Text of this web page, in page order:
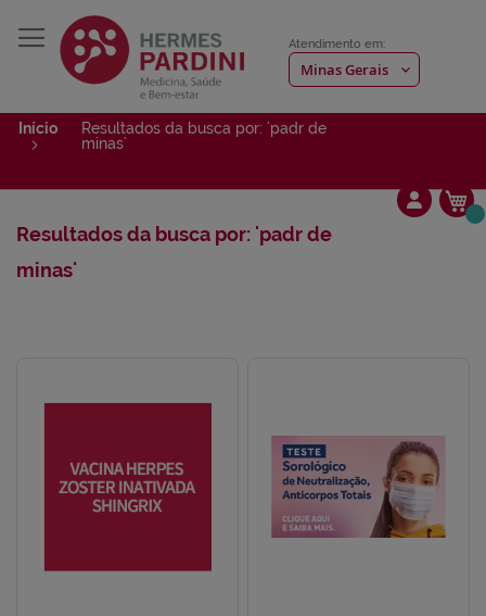
Atendimento em:
Início
Resultados da busca por: 'padr de
minas'
Resultados da busca por: 'padr de
minas'